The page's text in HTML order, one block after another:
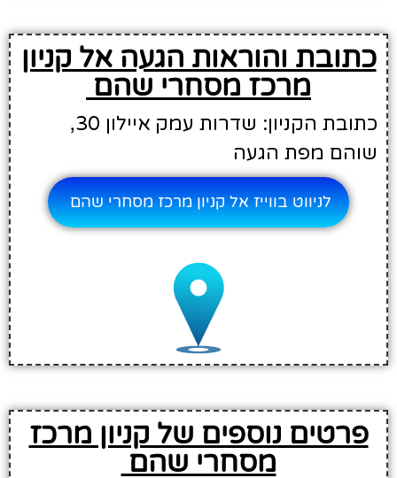
כתובת והוראות הגעה אל קניון
מרכז מסחרי שהם
כתובת הקניון: שדרות עמק איילון 30,
שוהם מפת הגעה
לניווט בווייז אל קניון מרכז מסחרי שהם
פרטים נוספים של קניון מרכז
מסחרי שהם